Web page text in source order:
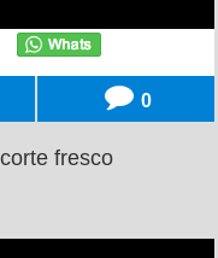
0
fresco